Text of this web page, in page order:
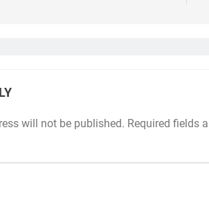
will not be published. Required fields